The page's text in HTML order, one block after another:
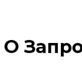
О